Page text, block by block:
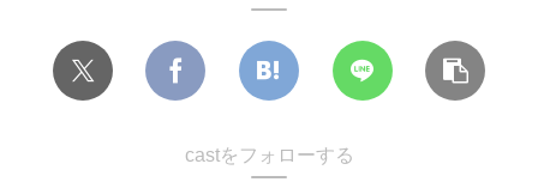
castをフォローする